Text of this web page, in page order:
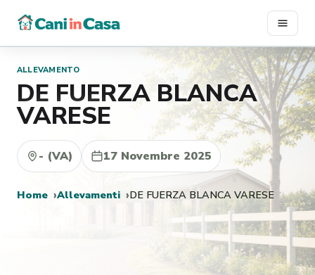
contenuto
ALLEVAMENTO
DE FUERZA BLANCA
VARESE
- (VA) 17 Novembre 2025
Home Allevamenti DE FUERZA BLANCA VARESE